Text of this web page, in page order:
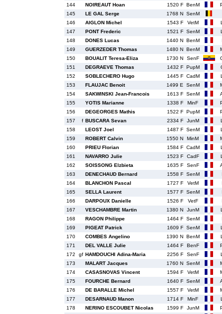
144
NOIREAUT Hoan 1520 F BenM
145
LE GAL Serge 1768 N SenM
146
AIGLON Michel 1543 F VetM
147
PONT Frederic 1521 F SenM
148
DONES Lucas 1440 N BenM
149
GUERZEDER Thomas 1480 N BenM
150
BOUALIT Teresa-Eliza 1730 N SenF
151
DEGRAEVE Thomas 1432 F PupM
152
SOBLECHERO Hugo 1445 F CadM
153
FLAUJAC Benoit 1499 E SenM
154
SAKWINSKI Jean-Francois 1613 F SenM
155
YOTIS Marianne 1338 F MinF
156
DEGEORGES Mathis 1522 F PupM
157
f BUSCARA Sevan 2334 F JunM
158
LEOST Joel 1487 F SenM
159
ROBERT Calvin 1550 N MinM
160
PRIEU Florian 1584 F CadM
161
NAVARRO Julie 1523 F CadF
162
SOISSONG Elzbieta 1635 F SenF
163
DENECHAUD Bernard 1558 F SenM
164
BLANCHON Pascal 1727 F VetM
165
SELLA Laurent 1577 F SenM
166
DARPOUX Danielle 1526 F VetF
167
VESCHAMBRE Martin 1380 N JunM
168
RAGON Philippe 1464 F SenM
169
PIGEAT Patrick 1609 F SenM
170
COMBES Angelino 1390 N BenM
171
DEL VALLE Julie 1464 F BenF
172
gf HAMDOUCHI Adina-Maria 2256 F SenF
173
MALART Jacques 1760 N SenM
174
CASASNOVAS Vincent 1594 F VetM
175
FOURCHE Bernard 1640 F SenM
176
DE BARALLE Michel 1557 F VetM
177
DESARNAUD Manon 1714 F MinF
178
NERINO ESCOUBET Nicolas 1599 F JunM